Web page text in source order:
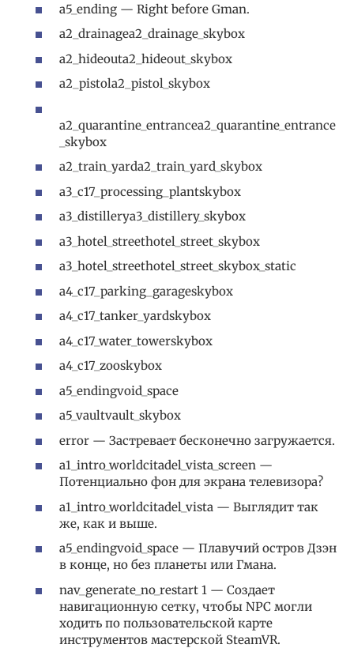
a5_ending — Right before Gman.
a2_drainagea2_drainage_skybox
a2_hideouta2_hideout_skybox
a2_pistola2_pistol_skybox
a2_quarantine_entrancea2_quarantine_entrance
_skybox
a2_train_yarda2_train_yard_skybox
a3_c17_processing_plantskybox
a3_distillerya3_distillery_skybox
a3_hotel_streethotel_street_skybox
a3_hotel_streethotel_street_skybox_static
a4_c17_parking_garageskybox
a4_c17_tanker_yardskybox
a4_c17_water_towerskybox
a4_c17_zooskybox
a5_endingvoid_space
a5_vaultvault_skybox
error — Застревает бесконечно загружается.
a1_intro_worldcitadel_vista_screen —
Потенциально фон для экрана телевизора?
a1_intro_worldcitadel_vista — Выглядит так
же, как и выше.
a5_endingvoid_space — Плавучий остров Дзэн
в конце, но без планеты или Гмана.
nav_generate_no_restart 1 — Создает
навигационную сетку, чтобы NPC могли
ходить по пользовательской карте
инструментов мастерской SteamVR.